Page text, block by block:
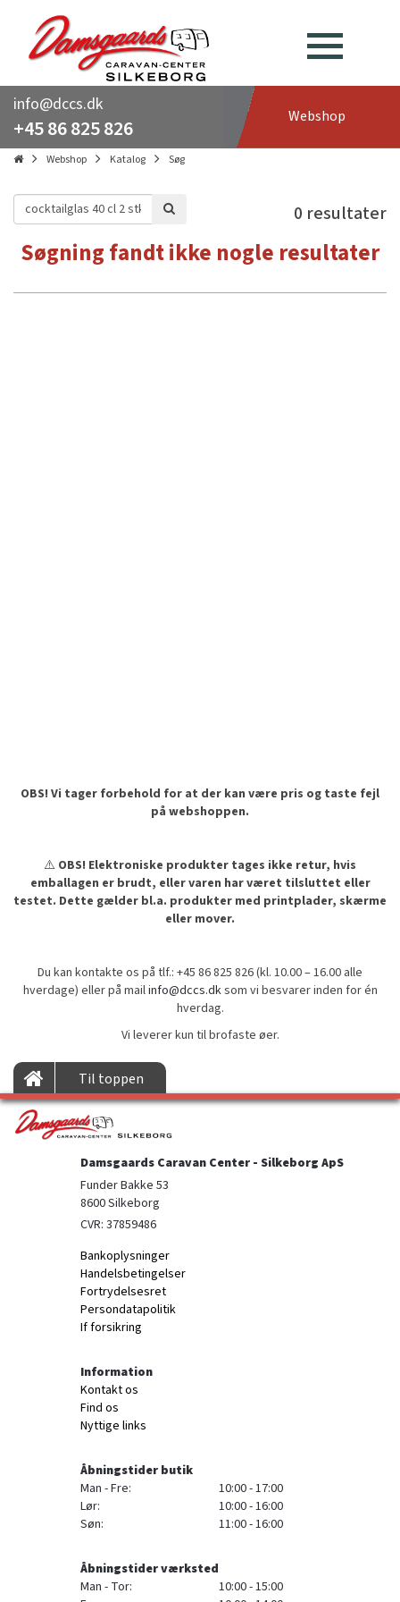
info@dccs.dk
+45 86 825 826 Webshop
Webshop Katalog Søg
0 resultater
Søgning fandt ikke nogle resultater
OBS! Vi tager forbehold for at der kan være pris og taste fejl
på webshoppen.
⚠️ OBS! Elektroniske produkter tages ikke retur, hvis
emballagen er brudt, eller varen har været tilsluttet eller
testet. Dette gælder bl.a. produkter med printplader, skærme
eller mover.
Du kan kontakte os på tlf.: +45 86 825 826 (kl. 10.00 – 16.00 alle
hverdage) eller på mailinfo@dccs.dksom vi besvarer inden for én
hverdag.
Vi leverer kun til brofaste øer.
Til toppen
Damsgaards Caravan Center - Silkeborg ApS
Funder Bakke 53
8600 Silkeborg
CVR: 37859486
Bankoplysninger
Handelsbetingelser
Fortrydelsesret
Persondatapolitik
If forsikring
Information
Kontakt os
Find os
Nyttige links
Åbningstider butik
Man - Fre:
10:00 - 17:00
Lør:
10:00 - 16:00
Søn:
11:00 - 16:00
Åbningstider værksted
Man - Tor:
10:00 - 15:00